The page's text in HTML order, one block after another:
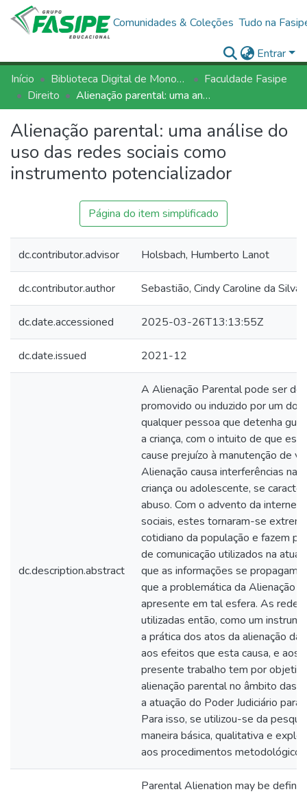
Comunidades & Coleções Tudo na
Entrar
Início
Biblioteca Digital de Monografias - BDM/FASIPE
Faculdade Fasipe
Direito
Alienação parental: uma análise do uso das redes sociais como instrumento potencializador
Alienação parental: uma análise do
uso das redes sociais como
instrumento potencializador
Página do item simplificado
dc.contributor.advisor Holsbach, Humberto Lanot
dc.contributor.author Sebastião, Cindy Caroline da Silva
dc.date.accessioned 2025-03-26T13:13:55Z
dc.date.issued 2021-12
dc.description.abstract
A Alienação Parental pode ser
promovido ou induzido por um
qualquer pessoa que detenha
a criança, com o intuito de que
cause prejuízo à manutenção de
Alienação causa interferências na
criança ou adolescente, se
abuso. Com o advento da internet
sociais, estes tornaram-se
cotidiano da população e fazem
de comunicação utilizados na
que as informações se propagam
que a problemática da Alienação
apresente em tal esfera. As
utilizadas então, como um
a prática dos atos da alienação
aos efeitos que esta causa, e aos
presente trabalho tem por
alienação parental no âmbito das
a atuação do Poder Judiciário
Para isso, se utilizou-se da
maneira básica, qualitativa e
aos procedimentos
Parental Alienation may be